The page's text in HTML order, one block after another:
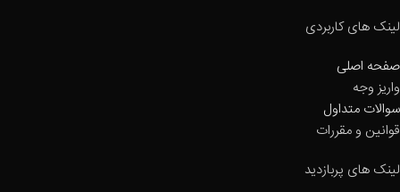
لینک های کاربردی
صفحه اصلی
واریز وجه
سوالات متداول
قوانین و مقررات
لینک های پربازدید